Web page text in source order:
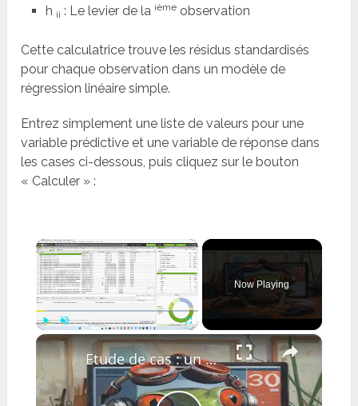
h ii : Le levier de la ièmeobservation
Cette calculatrice trouve les résidus standardisés
pour chaque observation dans un modèle de
régression linéaire simple.
Entrez simplement une liste de valeurs pour une
variable prédictive et une variable de réponse dans
les cases ci-dessous, puis cliquez sur le bouton
« Calculer » :
×
Play Unmute
Now Playing
×
Etude de cas : un audit SEO technique express avec Screaming Frog.